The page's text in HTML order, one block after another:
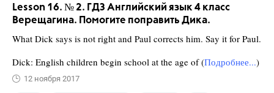
Lesson 16. № 2. ГДЗ Английский язык 4 класс
Верещагина. Помогите поправить Дика.
What Dick says is not right and Paul corrects him. Say it for Paul.
Dick: English children begin school at the age of (Подробнее...)
12 ноября 2017